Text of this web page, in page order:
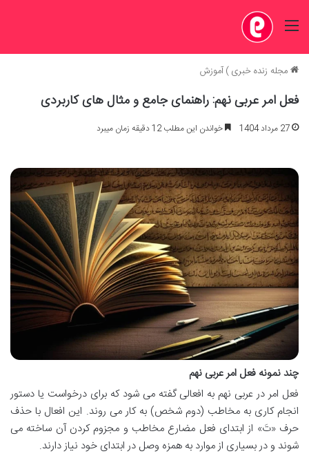
منو
مجله زنده خبری)آموزش
فعل امر عربی نهم: راهنمای جامع و مثال های کاربردی
27 مرداد 1404 خواندن این مطلب 12 دقیقه زمان میبرد
چند نمونه فعل امر عربی نهم
فعل امر در عربی نهم به افعالی گفته می شود که برای درخواست یا دستور
انجام کاری به مخاطب (دوم شخص) به کار می روند. این افعال با حذف
حرف «تَ» از ابتدای فعل مضارع مخاطب و مجزوم کردن آن ساخته می
شوند و در بسیاری از موارد به همزه وصل در ابتدای خود نیاز دارند.